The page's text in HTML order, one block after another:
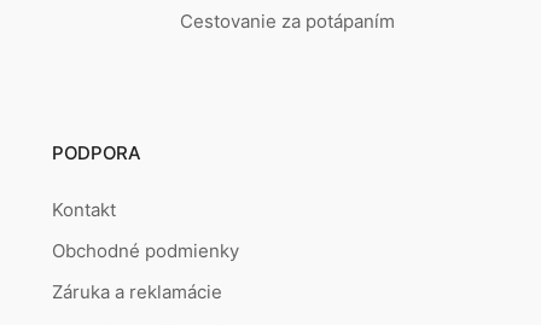
Cestovanie za potápaním
PODPORA
Kontakt
Obchodné podmienky
Záruka a reklamácie